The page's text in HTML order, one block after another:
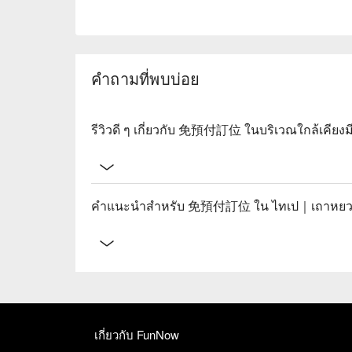
คำถามที่พบบ่อย
รีวิวดี ๆ เกี่ยวกับ 免預付訂位 ในบริเวณใกล้เคียง
คำแนะนำสำหรับ 免預付訂位 ใน ไทเป｜เถาหย
เกี่ยวกับ FunNow